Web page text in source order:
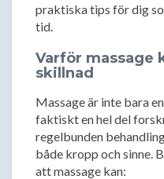
praktiska tips för dig
tid.
Varför massage
skillnad
Massage är inte bara
faktiskt en hel del
regelbunden
både kropp och sinne.
att massage kan: